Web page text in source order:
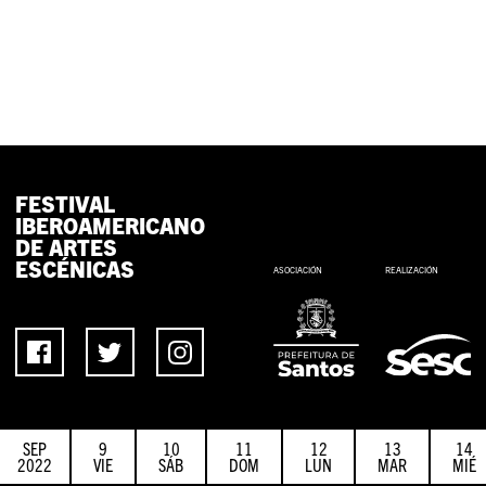
FESTIVAL
IBEROAMERICANO
DE ARTES
ESCÉNICAS
ASOCIACIÓN REALIZACIÓN
SEP
2022
9
VIE
10
SÁB
11
DOM
12
LUN
13
MAR
14
MIÉ